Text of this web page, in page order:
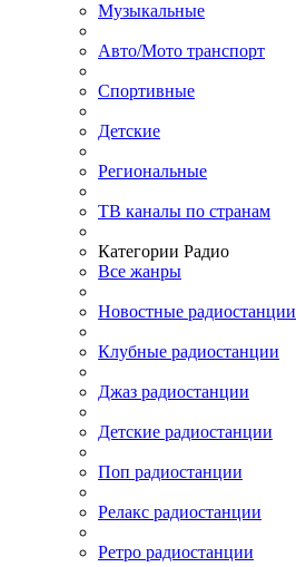
Музыкальные
Авто/Мото транспорт
Спортивные
Детские
Региональные
ТВ каналы по странам
Категории Радио
Все жанры
Новостные радиостанции
Клубные радиостанции
Джаз радиостанции
Детские радиостанции
Поп радиостанции
Релакс радиостанции
Ретро радиостанции